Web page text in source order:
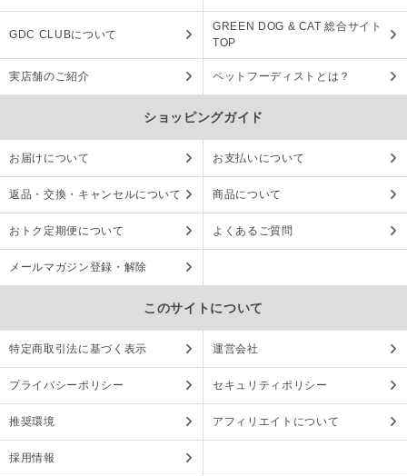
GDC CLUBについて
GREEN DOG & CAT 総合サイト
TOP
実店舗のご紹介 ペットフーディストとは？
ショッピングガイド
お届けについて お支払いについて
返品・交換・キャンセルについて 商品について
おトク定期便について よくあるご質問
メールマガジン登録・解除
このサイトについて
特定商取引法に基づく表示 運営会社
プライバシーポリシー セキュリティポリシー
推奨環境 アフィリエイトについて
採用情報